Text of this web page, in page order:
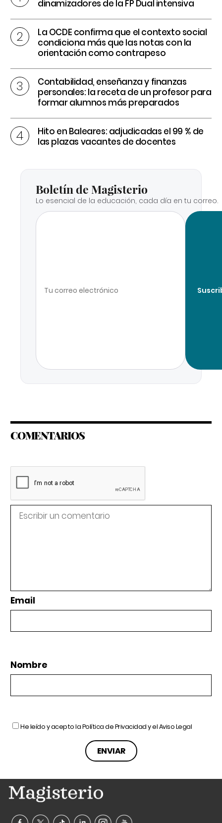
dinamizadores de la FP Dual intensiva
La OCDE confirma que el contexto social
condiciona más que las notas con la
orientación como contrapeso
Contabilidad, enseñanza y finanzas
personales: la receta de un profesor para
formar alumnos más preparados
Hito en Baleares: adjudicadas el 99 % de
las plazas vacantes de docentes
Boletín de Magisterio
Lo esencial de la educación, cada día en tu correo.
COMENTARIOS
Email
Nombre
He leído y acepto laPolítica de Privacidady elAviso Legal